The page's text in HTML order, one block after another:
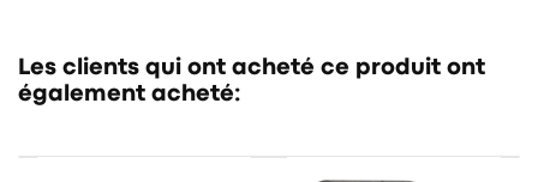
Les clients qui ont acheté ce produit ont
également acheté: